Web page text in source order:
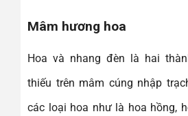
Mâm hương hoa
Hoa và nhang đèn là hai
thiếu trên mâm cúng nhập
các loại hoa như là hoa hồng,